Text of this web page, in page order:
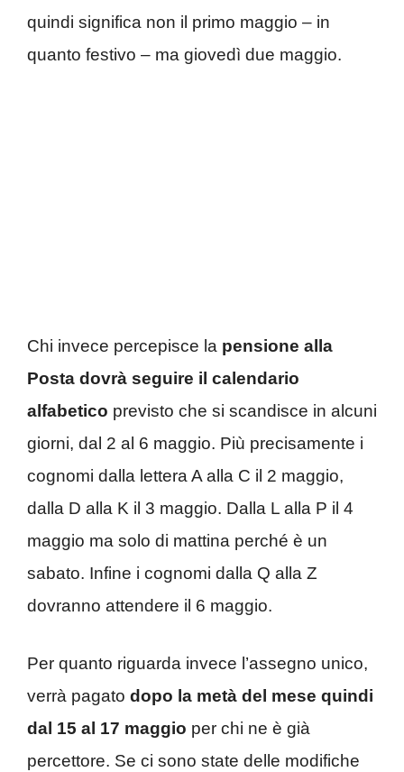
quindi significa non il primo maggio – in
quanto festivo – ma giovedì due maggio.
Chi invece percepisce la pensione alla
Posta dovrà seguire il calendario
alfabetico previsto che si scandisce in alcuni
giorni, dal 2 al 6 maggio. Più precisamente i
cognomi dalla lettera A alla C il 2 maggio,
dalla D alla K il 3 maggio. Dalla L alla P il 4
maggio ma solo di mattina perché è un
sabato. Infine i cognomi dalla Q alla Z
dovranno attendere il 6 maggio.
Per quanto riguarda invece l’assegno unico,
verrà pagato dopo la metà del mese quindi
dal 15 al 17 maggio per chi ne è già
percettore. Se ci sono state delle modifiche